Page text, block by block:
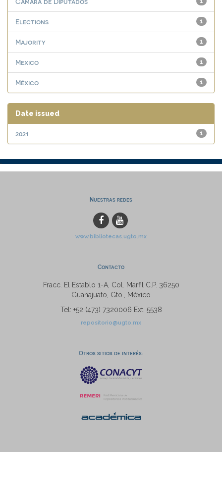
1
Elections
1
Majority
1
Mexico
1
México
Date issued
1
2021
Nuestras redes
www.bibliotecas.ugto.mx
Contacto
Fracc. El Establo 1-A, Col. Marfil C.P. 36250
Guanajuato, Gto., México
Tel: +52 (473) 7320006 Ext. 5538
repositorio@ugto.mx
Otros sitios de interés: